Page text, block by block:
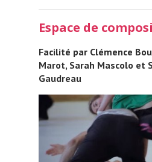
Espace de
Facilité par Clémence
Marot, Sarah Mascolo et
Gaudreau